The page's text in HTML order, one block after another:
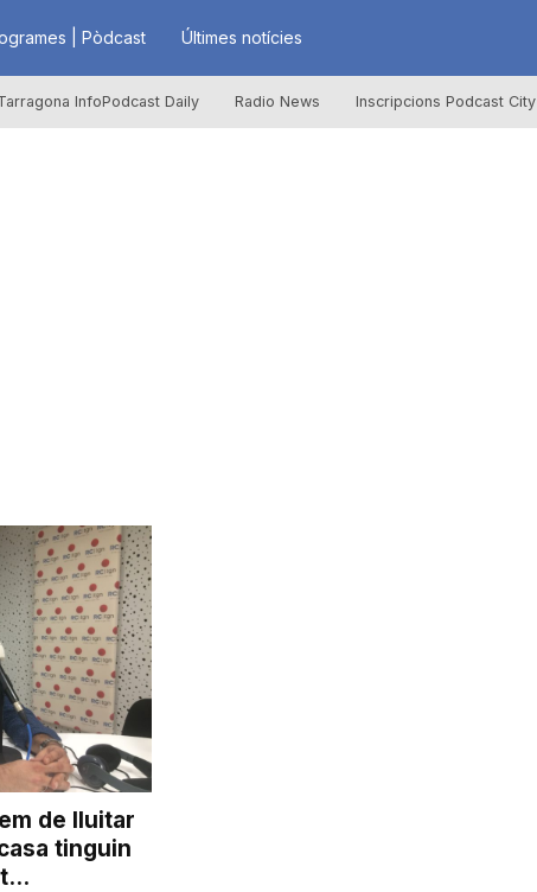
| Pòdcast Últimes notícies
InfoPodcast Daily Radio News Inscripcions Podcast City
de lluitar
tinguin